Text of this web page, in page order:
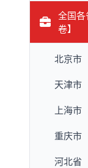
全国
卷】
北京市
天津市
上海市
重庆市
河北省